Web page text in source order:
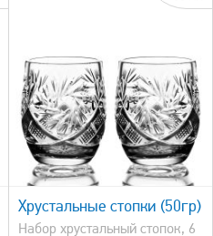
Хрустальные стопки (50гр)
Набор хрустальный стопок, 6